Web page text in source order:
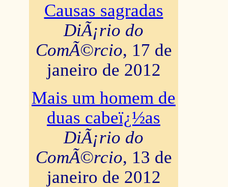
Causas sagradas
DiÃ¡rio do
ComÃ©rcio, 17 de
janeiro de 2012
Mais um homem de
duas cabeï¿½as
DiÃ¡rio do
ComÃ©rcio, 13 de
janeiro de 2012